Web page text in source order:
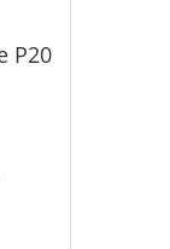
P20